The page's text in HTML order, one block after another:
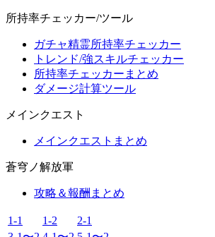
所持率チェッカー/ツール
ガチャ精霊所持率チェッカー
トレンド/強スキルチェッカー
所持率チェッカーまとめ
ダメージ計算ツール
メインクエスト
メインクエストまとめ
蒼穹ノ解放軍
攻略＆報酬まとめ
1-1 1-2
2-1